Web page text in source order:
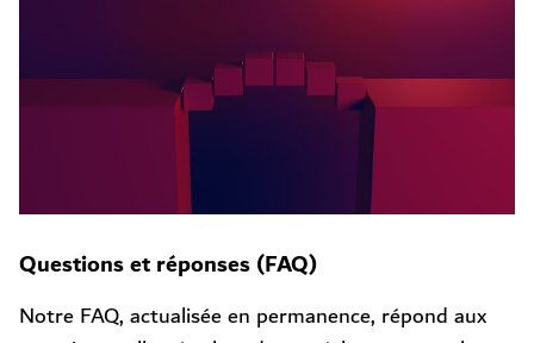
Questions et réponses (FAQ)
Notre FAQ, actualisée en permanence, répond aux